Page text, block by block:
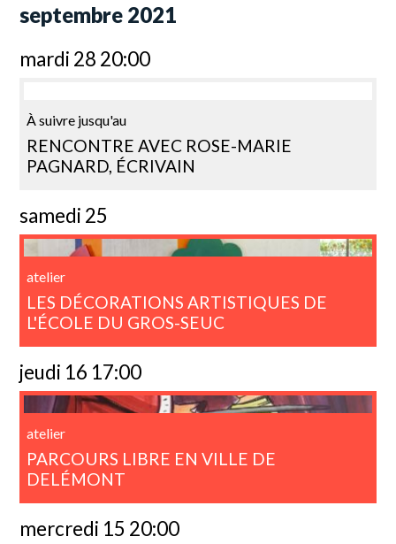
septembre 2021
mardi 28 20:00
À suivre jusqu'au
RENCONTRE AVEC ROSE-MARIE
PAGNARD, ÉCRIVAIN
samedi 25
atelier
LES DÉCORATIONS ARTISTIQUES DE
L'ÉCOLE DU GROS-SEUC
jeudi 16 17:00
atelier
PARCOURS LIBRE EN VILLE DE
DELÉMONT
mercredi 15 20:00